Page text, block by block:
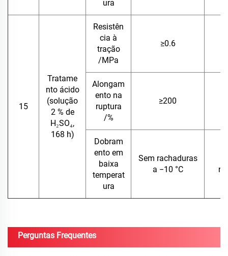
ura
15
Tratame
nto ácido
(solução
2 % de
H₂SO₄,
168 h)
Resistên
cia à
tração
/MPa
≥0.6
Alongam
ento na
ruptura
/%
≥200
Dobram
ento em
baixa
temperat
ura
Sem rachaduras
a −10 °C
Perguntas Frequentes